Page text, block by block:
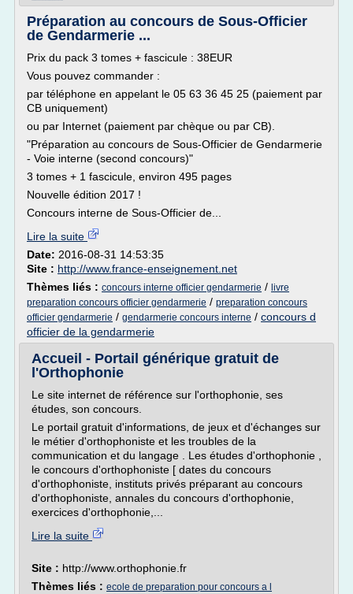
Préparation au concours de Sous-Officier
de Gendarmerie ...
Prix du pack 3 tomes + fascicule : 38EUR
Vous pouvez commander :
par téléphone en appelant le 05 63 36 45 25 (paiement par
CB uniquement)
ou par Internet (paiement par chèque ou par CB).
"Préparation au concours de Sous-Officier de Gendarmerie
- Voie interne (second concours)"
3 tomes + 1 fascicule, environ 495 pages
Nouvelle édition 2017 !
Concours interne de Sous-Officier de...
Lire la suite
Date: 2016-08-31 14:53:35
Site : http://www.france-enseignement.net
Thèmes liés : concours interne officier gendarmerie / livre
preparation concours officier gendarmerie / preparation concours
officier gendarmerie / gendarmerie concours interne / concours d
officier de la gendarmerie
Accueil - Portail générique gratuit de
l'Orthophonie
Le site internet de référence sur l'orthophonie, ses
études, son concours.
Le portail gratuit d'informations, de jeux et d'échanges sur
le métier d'orthophoniste et les troubles de la
communication et du langage . Les études d'orthophonie ,
le concours d'orthophoniste [ dates du concours
d'orthophoniste, instituts privés préparant au concours
d'orthophoniste, annales du concours d'orthophonie,
exercices d'orthophonie,...
Lire la suite
Site : http://www.orthophonie.fr
Thèmes liés : ecole de preparation pour concours a l